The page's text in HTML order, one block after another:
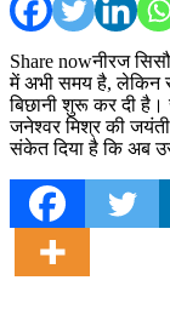
Share nowनीरज
में अभी समय है, लेकिन
बिछानी शुरू कर दी है।
जनेश्वर मिश्र की
संकेत दिया है कि अब